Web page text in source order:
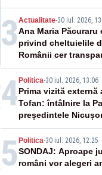
SONDAJ
3 Actualitate-30 iul. 2026,
Ana Maria
privind cheltuielile
Românii cer
un echilibru între
4 Politica-30 iul. 2026, 13:06
Prima vizită externă
Tofan: întâlnire la
președintele
5 Politica-30 iul. 2026, 12:25
SONDAJ: Aproape
români vor alegeri